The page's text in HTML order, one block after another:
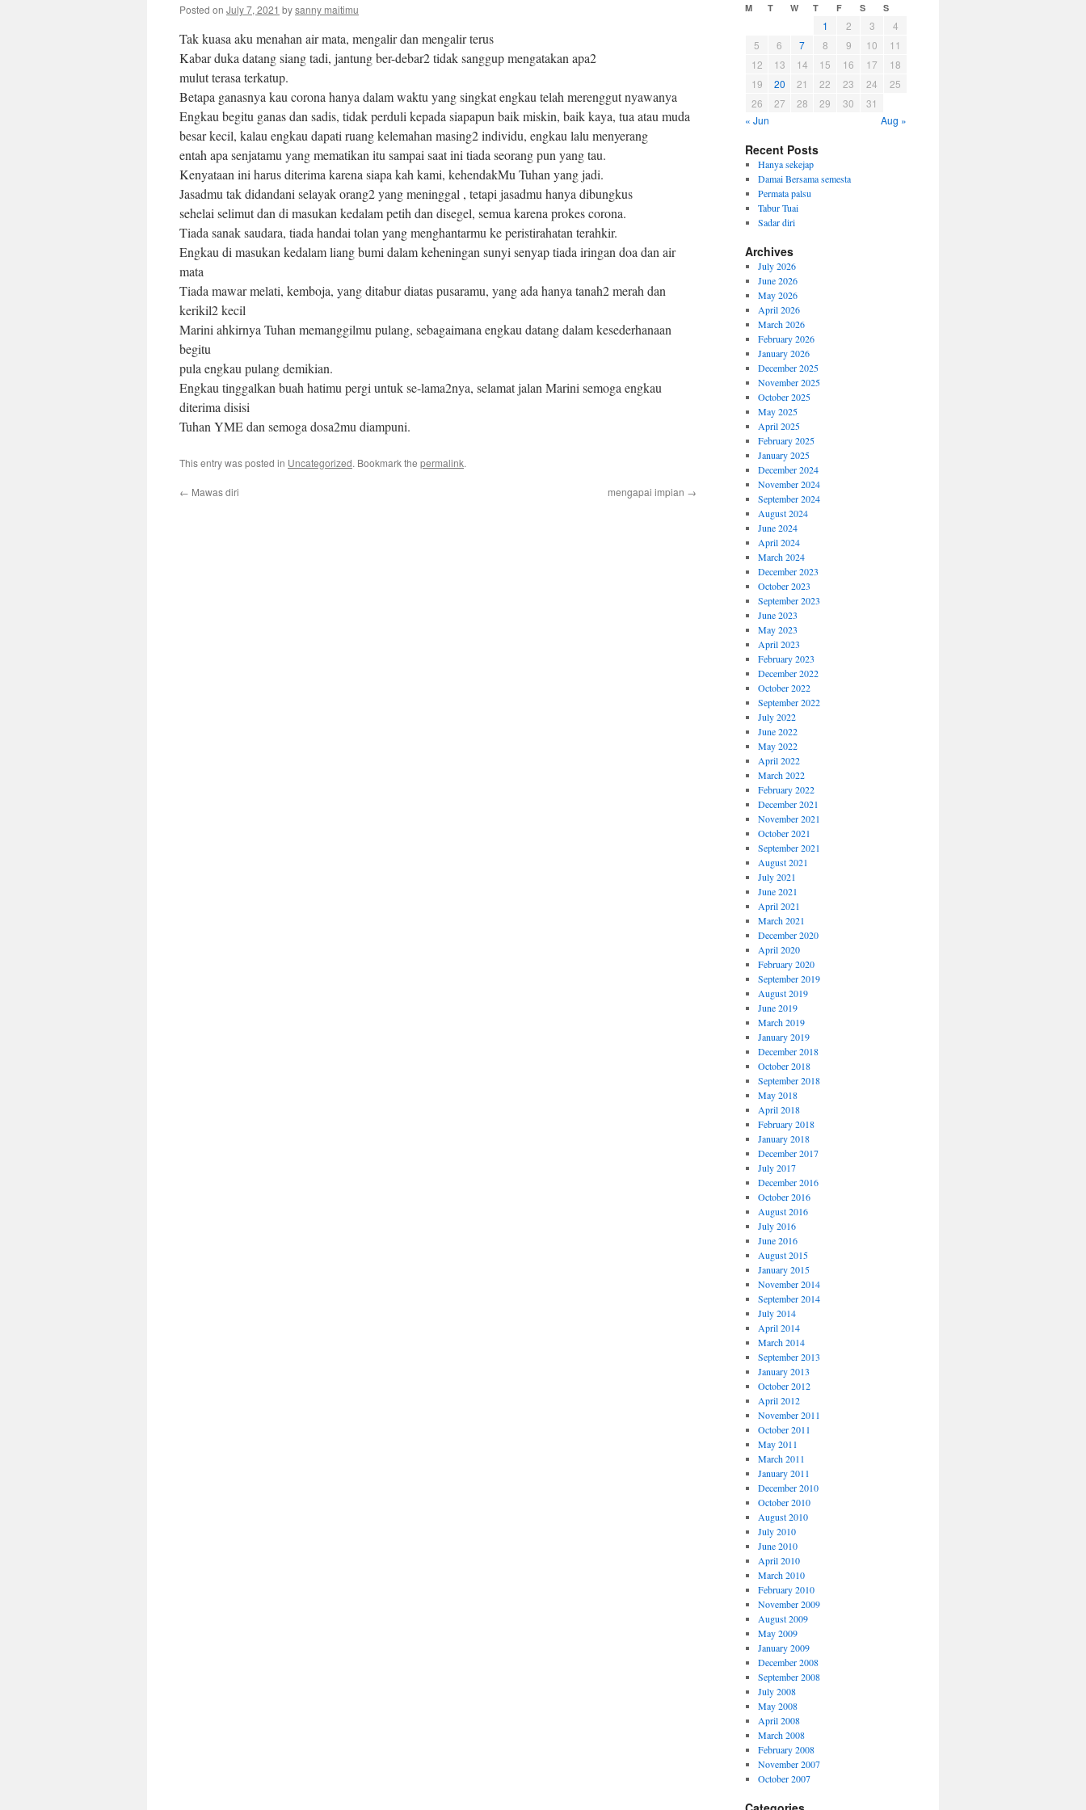
Posted on July 7, 2021 bysanny maitimu
Tak kuasa aku menahan air mata, mengalir dan mengalir terus
Kabar duka datang siang tadi, jantung ber-debar2 tidak sanggup mengatakan apa2
mulut terasa terkatup.
Betapa ganasnya kau corona hanya dalam waktu yang singkat engkau telah merenggut nyawanya
Engkau begitu ganas dan sadis, tidak perduli kepada siapapun baik miskin, baik kaya, tua atau muda
besar kecil, kalau engkau dapati ruang kelemahan masing2 individu, engkau lalu menyerang
entah apa senjatamu yang mematikan itu sampai saat ini tiada seorang pun yang tau.
Kenyataan ini harus diterima karena siapa kah kami, kehendakMu Tuhan yang jadi.
Jasadmu tak didandani selayak orang2 yang meninggal , tetapi jasadmu hanya dibungkus
sehelai selimut dan di masukan kedalam petih dan disegel, semua karena prokes corona.
Tiada sanak saudara, tiada handai tolan yang menghantarmu ke peristirahatan terahkir.
Engkau di masukan kedalam liang bumi dalam keheningan sunyi senyap tiada iringan doa dan air
mata
Tiada mawar melati, kemboja, yang ditabur diatas pusaramu, yang ada hanya tanah2 merah dan
kerikil2 kecil
Marini ahkirnya Tuhan memanggilmu pulang, sebagaimana engkau datang dalam kesederhanaan
begitu
pula engkau pulang demikian.
Engkau tinggalkan buah hatimu pergi untuk se-lama2nya, selamat jalan Marini semoga engkau
diterima disisi
Tuhan YME dan semoga dosa2mu diampuni.
This entry was posted in Uncategorized. Bookmark the permalink.
← Mawas diri mengapai impian →
M T W T F S S
1 2 3
4
5
6 7 8 9 10
11
12
13 14 15 16 17
18
19
20 21 22 23 24
25
26
27 28 29 30
31
« Jun
Aug »
Recent Posts
Hanya sekejap
Damai Bersama semesta
Permata palsu
Tabur Tuai
Sadar diri
Archives
July 2026
June 2026
May 2026
April 2026
March 2026
February 2026
January 2026
December 2025
November 2025
October 2025
May 2025
April 2025
February 2025
January 2025
December 2024
November 2024
September 2024
August 2024
June 2024
April 2024
March 2024
December 2023
October 2023
September 2023
June 2023
May 2023
April 2023
February 2023
December 2022
October 2022
September 2022
July 2022
June 2022
May 2022
April 2022
March 2022
February 2022
December 2021
November 2021
October 2021
September 2021
August 2021
July 2021
June 2021
April 2021
March 2021
December 2020
April 2020
February 2020
September 2019
August 2019
June 2019
March 2019
January 2019
December 2018
October 2018
September 2018
May 2018
April 2018
February 2018
January 2018
December 2017
July 2017
December 2016
October 2016
August 2016
July 2016
June 2016
August 2015
January 2015
November 2014
September 2014
July 2014
April 2014
March 2014
September 2013
January 2013
October 2012
April 2012
November 2011
October 2011
May 2011
March 2011
January 2011
December 2010
October 2010
August 2010
July 2010
June 2010
April 2010
March 2010
February 2010
November 2009
August 2009
May 2009
January 2009
December 2008
September 2008
July 2008
May 2008
April 2008
March 2008
February 2008
November 2007
October 2007